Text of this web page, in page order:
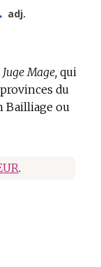
adj.
Juge Mage, qui
du
Bailliage ou
.